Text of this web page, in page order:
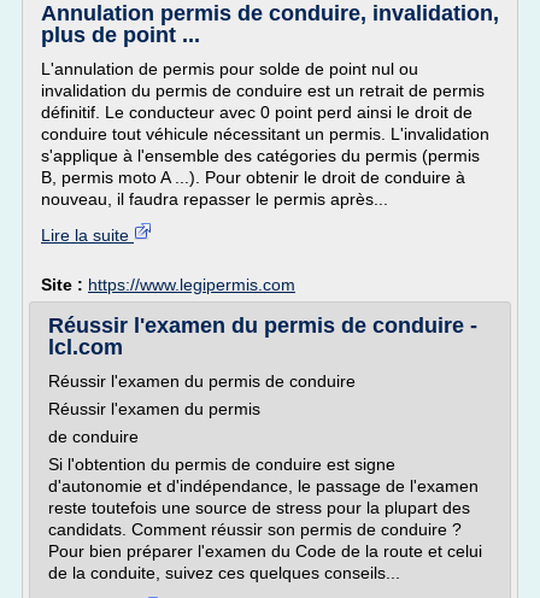
Annulation permis de conduire, invalidation,
plus de point ...
L'annulation de permis pour solde de point nul ou
invalidation du permis de conduire est un retrait de permis
définitif. Le conducteur avec 0 point perd ainsi le droit de
conduire tout véhicule nécessitant un permis. L'invalidation
s'applique à l'ensemble des catégories du permis (permis
B, permis moto A ...). Pour obtenir le droit de conduire à
nouveau, il faudra repasser le permis après...
Lire la suite
Site : https://www.legipermis.com
Réussir l'examen du permis de conduire -
lcl.com
Réussir l'examen du permis de conduire
Réussir l'examen du permis
de conduire
Si l'obtention du permis de conduire est signe
d'autonomie et d'indépendance, le passage de l'examen
reste toutefois une source de stress pour la plupart des
candidats. Comment réussir son permis de conduire ?
Pour bien préparer l'examen du Code de la route et celui
de la conduite, suivez ces quelques conseils...